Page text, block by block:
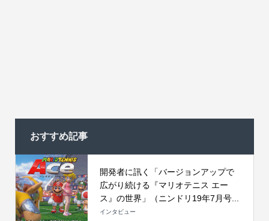
おすすめ記事
開発者に訊く「バージョンアップで
広がり続ける『マリオテニス エー
ス』の世界」（ニンドリ19年7月号...
インタビュー